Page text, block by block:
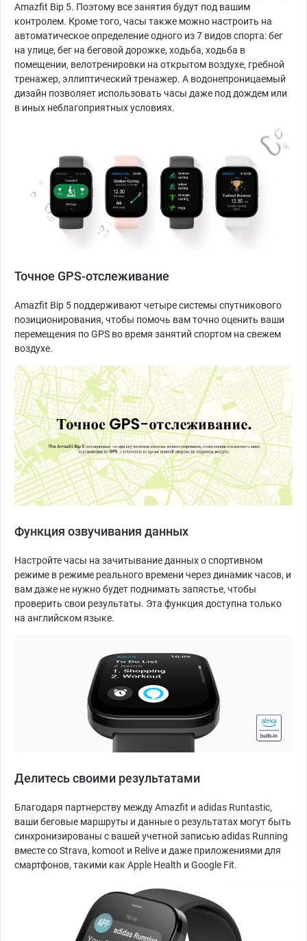
Amazfit Bip 5. Поэтому все занятия будут под вашим
контролем. Кроме того, часы также можно настроить на
автоматическое определение одного из 7 видов спорта: бег
на улице, бег на беговой дорожке, ходьба, ходьба в
помещении, велотренировки на открытом воздухе, гребной
тренажер, эллиптический тренажер. А водонепроницаемый
дизайн позволяет использовать часы даже под дождем или
в иных неблагоприятных условиях.
Точное GPS-отслеживание
Amazfit Bip 5 поддерживают четыре системы спутникового
позиционирования, чтобы помочь вам точно оценить ваши
перемещения по GPS во время занятий спортом на свежем
воздухе.
Функция озвучивания данных
Настройте часы на зачитывание данных о спортивном
режиме в режиме реального времени через динамик часов, и
вам даже не нужно будет поднимать запястье, чтобы
проверить свои результаты. Эта функция доступна только
на английском языке.
Делитесь своими результатами
Благодаря партнерству между Amazfit и adidas Runtastic,
ваши беговые маршруты и данные о результатах могут быть
синхронизированы с вашей учетной записью adidas Running
вместе со Strava, komoot и Relive и даже приложениями для
смартфонов, такими как Apple Health и Google Fit.